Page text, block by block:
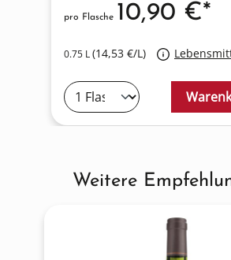
0.75 L(14,53 €/L)
pro Flasche 10,90 €*
Produktgalerie überspringen
Weitere